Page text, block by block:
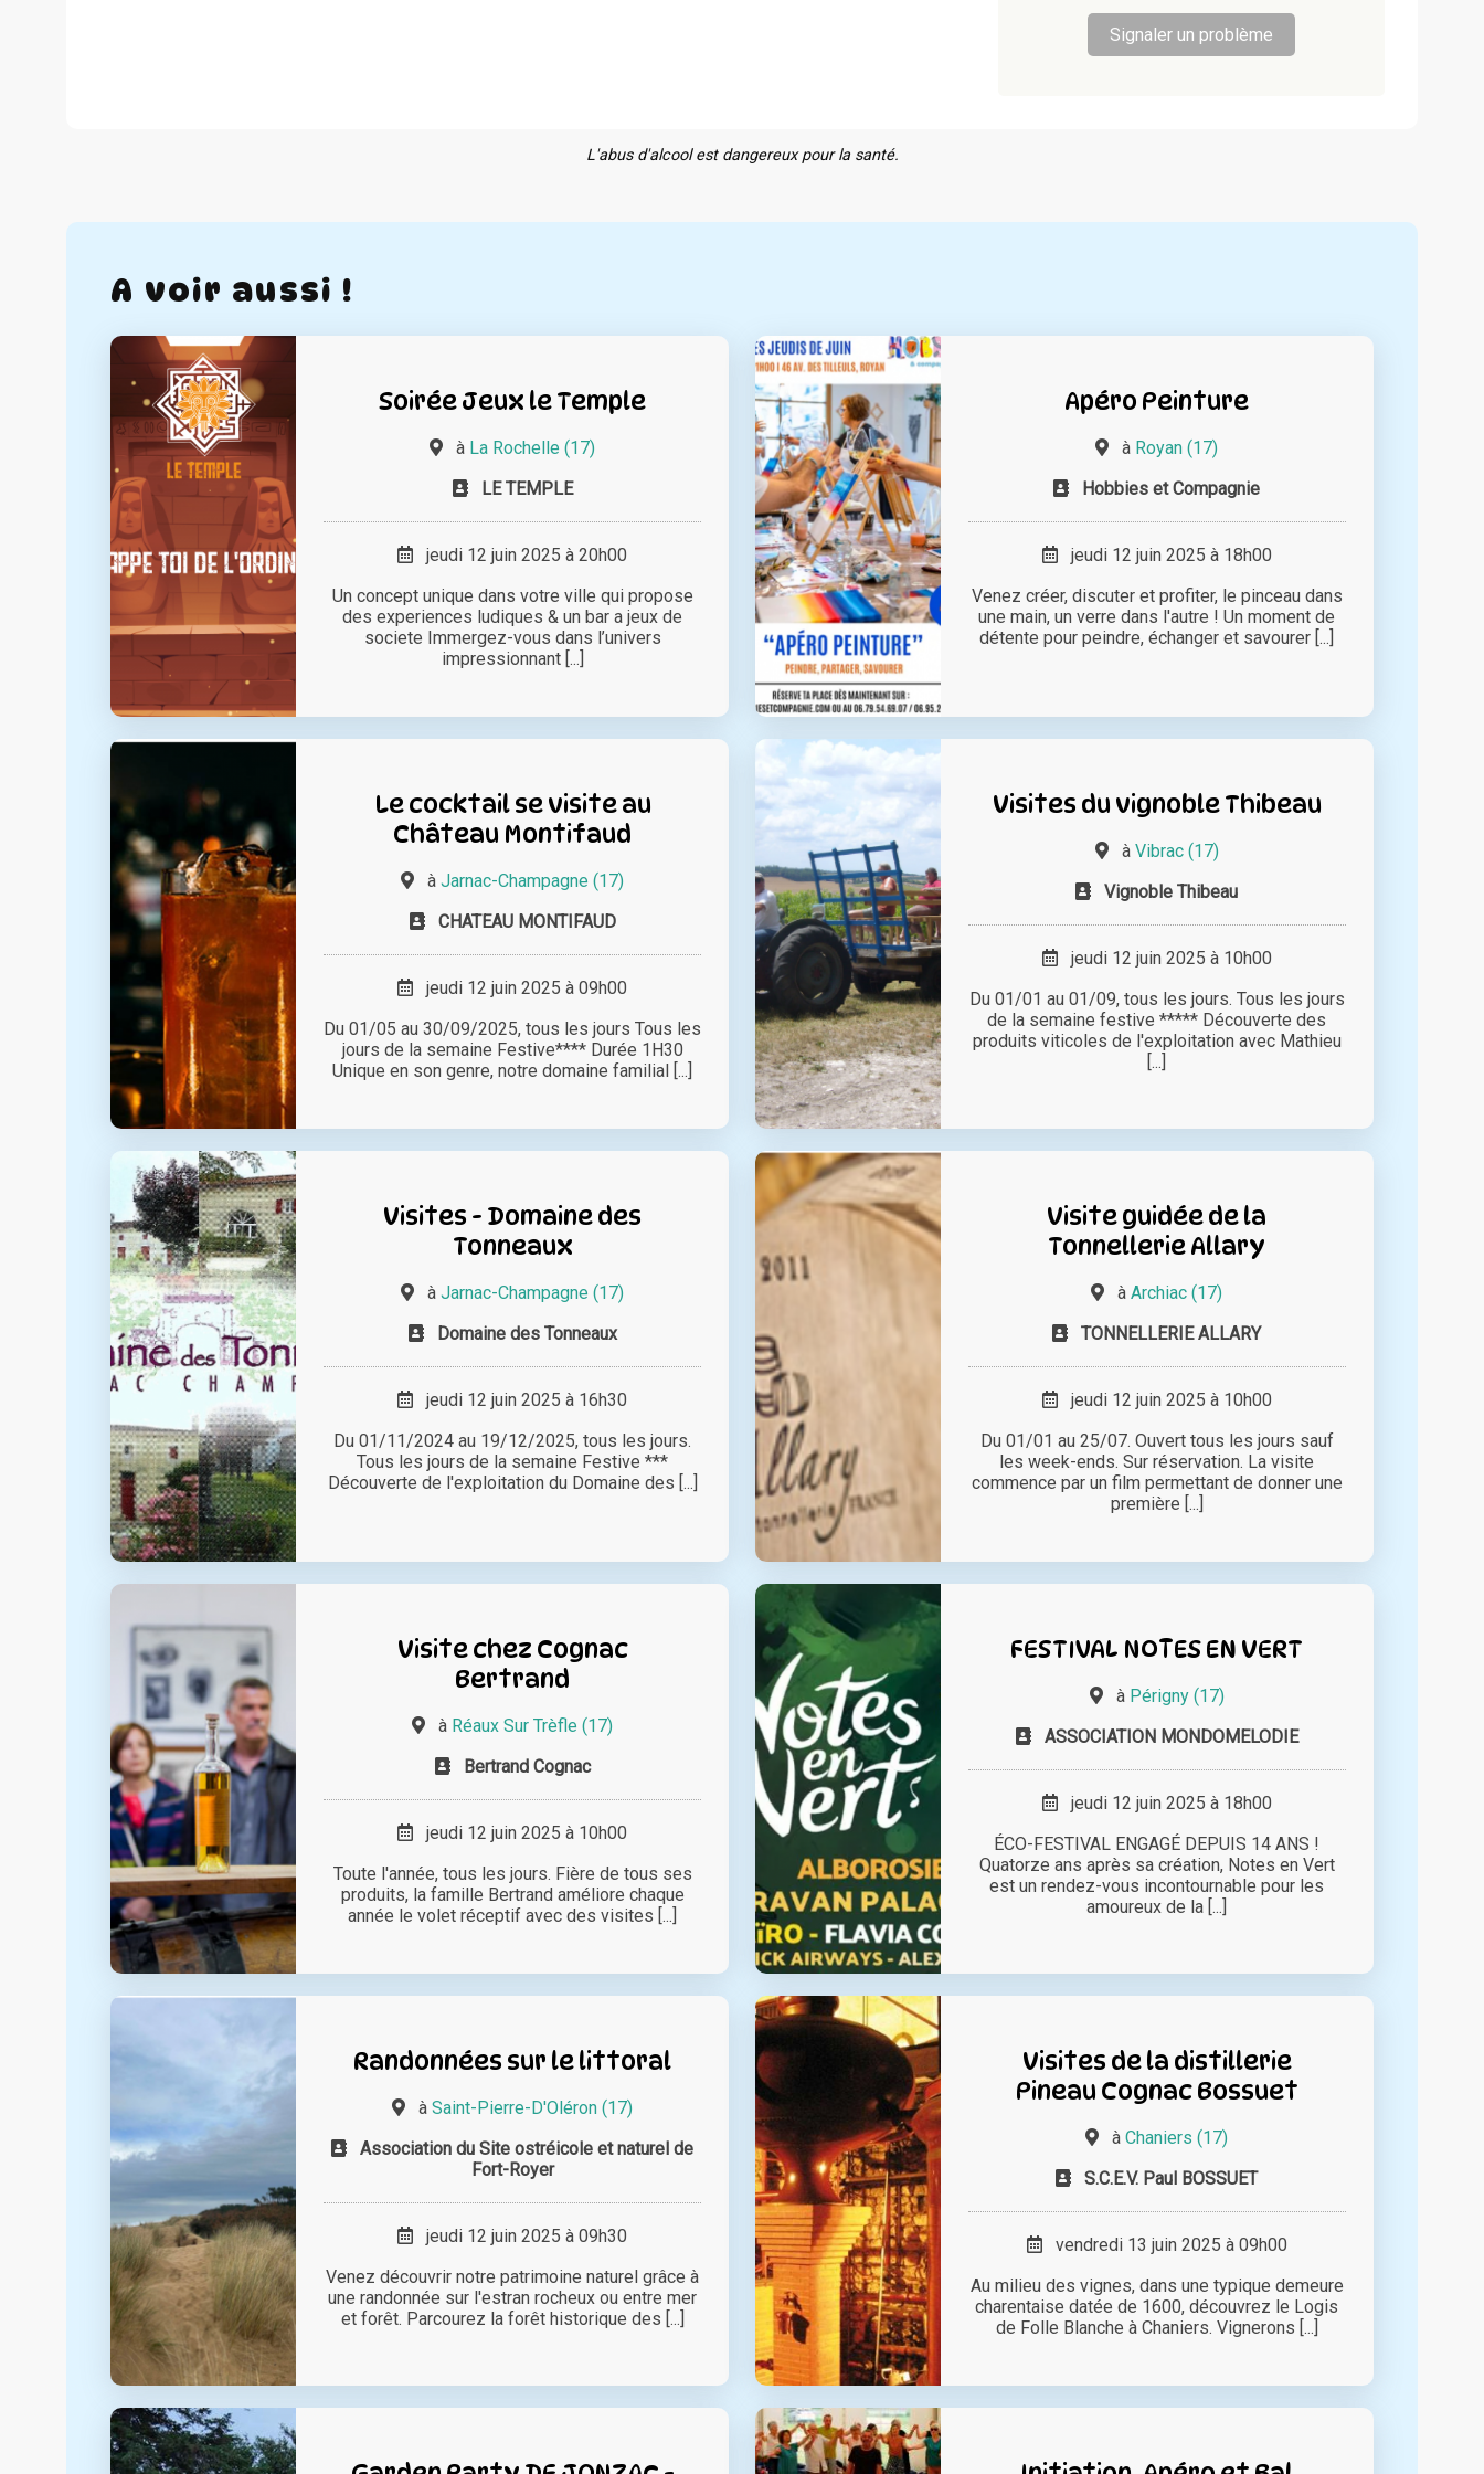
Signaler un problème
L'abus d'alcool est dangereux pour la santé.
A voir aussi !
Soirée Jeux le Temple
à La Rochelle (17)
LE TEMPLE
jeudi 12 juin 2025 à 20h00
Un concept unique dans votre ville qui propose
des experiences ludiques & un bar a jeux de
societe Immergez-vous dans l’univers
impressionnant [...]
Apéro Peinture
à Royan (17)
Hobbies et Compagnie
jeudi 12 juin 2025 à 18h00
Venez créer, discuter et profiter, le pinceau dans
une main, un verre dans l'autre ! Un moment de
détente pour peindre, échanger et savourer [...]
Le cocktail se visite au
Château Montifaud
àJarnac-Champagne (17)
CHATEAU MONTIFAUD
jeudi 12 juin 2025 à 09h00
Du 01/05 au 30/09/2025, tous les jours Tous les
jours de la semaine Festive**** Durée 1H30
Unique en son genre, notre domaine familial [...]
Visites du vignoble Thibeau
à Vibrac (17)
Vignoble Thibeau
jeudi 12 juin 2025 à 10h00
Du 01/01 au 01/09, tous les jours. Tous les jours
de la semaine festive ***** Découverte des
produits viticoles de l'exploitation avec Mathieu
[...]
Visites - Domaine des
Tonneaux
àJarnac-Champagne (17)
Domaine des Tonneaux
jeudi 12 juin 2025 à 16h30
Du 01/11/2024 au 19/12/2025, tous les jours.
Tous les jours de la semaine Festive ***
Découverte de l'exploitation du Domaine des [...]
Visite guidée de la
Tonnellerie Allary
àArchiac (17)
TONNELLERIE ALLARY
jeudi 12 juin 2025 à 10h00
Du 01/01 au 25/07. Ouvert tous les jours sauf
les week-ends. Sur réservation. La visite
commence par un film permettant de donner une
première [...]
Visite chez Cognac
Bertrand
à Réaux Sur Trèfle (17)
Bertrand Cognac
jeudi 12 juin 2025 à 10h00
Toute l'année, tous les jours. Fière de tous ses
produits, la famille Bertrand améliore chaque
année le volet réceptif avec des visites [...]
FESTIVAL NOTES EN VERT
à Périgny (17)
ASSOCIATION MONDOMELODIE
jeudi 12 juin 2025 à 18h00
ÉCO-FESTIVAL ENGAGÉ DEPUIS 14 ANS !
Quatorze ans après sa création, Notes en Vert
est un rendez-vous incontournable pour les
amoureux de la [...]
Randonnées sur le littoral
àSaint-Pierre-D'Oléron (17)
Association du Site ostréicole et naturel de
Fort-Royer
jeudi 12 juin 2025 à 09h30
Venez découvrir notre patrimoine naturel grâce à
une randonnée sur l'estran rocheux ou entre mer
et forêt. Parcourez la forêt historique des [...]
Visites de la distillerie
Pineau Cognac Bossuet
àChaniers (17)
S.C.E.V. Paul BOSSUET
vendredi 13 juin 2025 à 09h00
Au milieu des vignes, dans une typique demeure
charentaise datée de 1600, découvrez le Logis
de Folle Blanche à Chaniers. Vignerons [...]